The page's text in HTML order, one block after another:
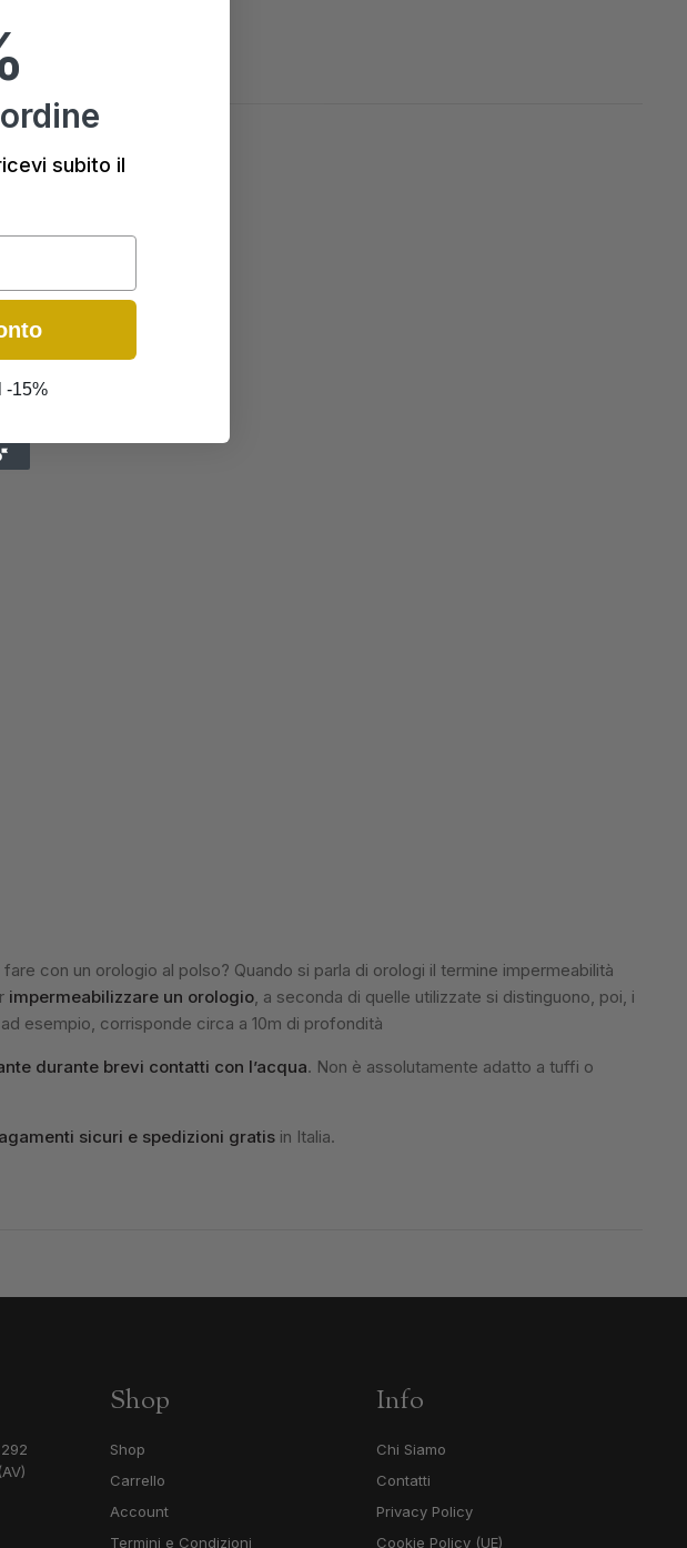
con un orologio al polso? Quando si parla di orologi il termine impermeabilità
impermeabilizzare un orologio, a seconda di quelle utilizzate si distinguono, poi, i
esempio, corrisponde circa a 10m di profondità
durante brevi contatti con l’acqua. Non è assolutamente adatto a tuffi o
sicuri e spedizioni gratis in Italia.
Shop
Shop
Carrello
Account
Termini e Condizioni
Info
Chi Siamo
Contatti
Privacy Policy
Cookie Policy (UE)
subito il
-15%